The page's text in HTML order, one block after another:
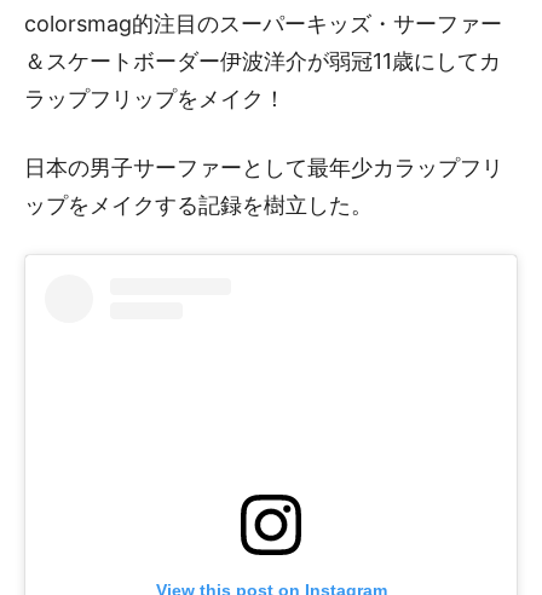
colorsmag的注目のスーパーキッズ・サーファー
＆スケートボーダー伊波洋介が弱冠11歳にしてカ
ラップフリップをメイク！
日本の男子サーファーとして最年少カラップフリ
ップをメイクする記録を樹立した。
View this post on Instagram